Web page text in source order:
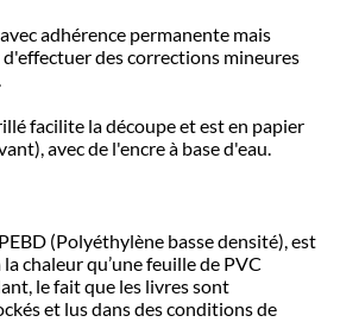
adhérence permanente mais
des corrections mineures
facilite la découpe et est en papier
avec de l'encre à base d'eau.
(Polyéthylène basse densité), est
chaleur qu’une feuille de PVC
le fait que les livres sont
et lus dans des conditions de